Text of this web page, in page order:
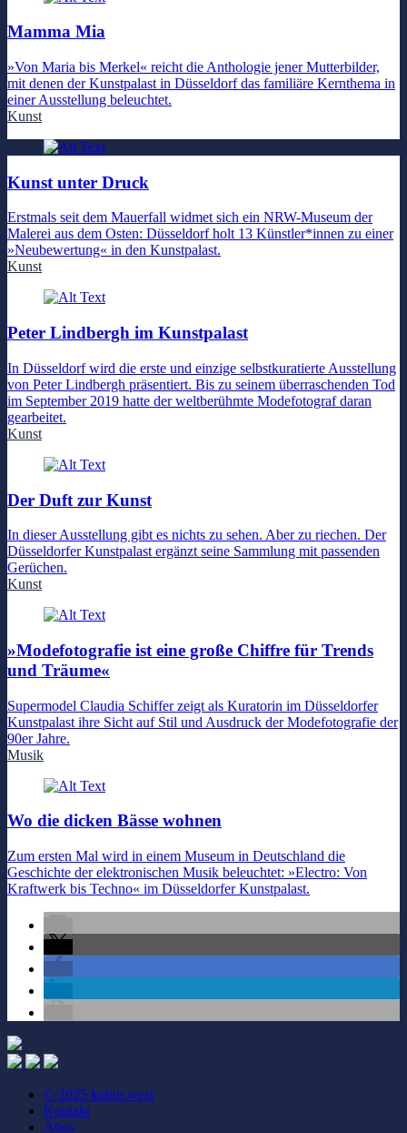
Mamma Mia
»Von Maria bis Merkel« reicht die Anthologie jener Mutterbilder,
mit denen der Kunstpalast in Düsseldorf das familiäre Kernthema in
einer Ausstellung beleuchtet.
Kunst
Kunst unter Druck
Erstmals seit dem Mauerfall widmet sich ein NRW-Museum der
Malerei aus dem Osten: Düsseldorf holt 13 Künstler*innen zu einer
»Neubewertung« in den Kunstpalast.
Kunst
Peter Lindbergh im Kunstpalast
In Düsseldorf wird die erste und einzige selbstkuratierte Ausstellung
von Peter Lindbergh präsentiert. Bis zu seinem überraschenden Tod
im September 2019 hatte der weltberühmte Modefotograf daran
gearbeitet.
Kunst
Der Duft zur Kunst
In dieser Ausstellung gibt es nichts zu sehen. Aber zu riechen. Der
Düsseldorfer Kunstpalast ergänzt seine Sammlung mit passenden
Gerüchen.
Kunst
»Modefotografie ist eine große Chiffre für Trends
und Träume«
Supermodel Claudia Schiffer zeigt als Kuratorin im Düsseldorfer
Kunstpalast ihre Sicht auf Stil und Ausdruck der Modefotografie der
90er Jahre.
Musik
Wo die dicken Bässe wohnen
Zum ersten Mal wird in einem Museum in Deutschland die
Geschichte der elektronischen Musik beleuchtet: »Electro: Von
Kraftwerk bis Techno« im Düsseldorfer Kunstpalast.
© 2025 kultur.west
Kontakt
Abos